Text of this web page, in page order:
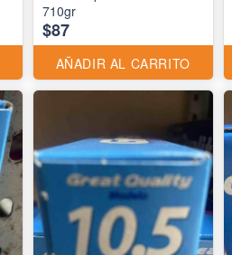
710gr
$87
AÑADIR AL CARRITO